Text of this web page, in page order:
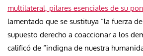
multilateral, pilares esenciales de su
lamentado que se sustituya “la fuerza
supuesto derecho a coaccionar a los
calificó de “indigna de nuestra